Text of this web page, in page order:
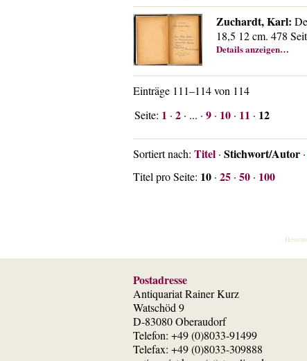
Zuchardt, Karl:
18,5 12 cm. 478
Details anzeigen…
Einträge 111–114 von 114
Seite: 1 · 2 · ... · 9 · 10 · 11 · 12
Sortiert nach: Titel · Stichwort/Autor ·
Titel pro Seite: 10 · 25 · 50 · 100
Postadresse
Antiquariat Rainer Kurz
Watschöd 9
D-83080 Oberaudorf
Telefon: +49 (0)8033-91499
Telefax: +49 (0)8033-309888